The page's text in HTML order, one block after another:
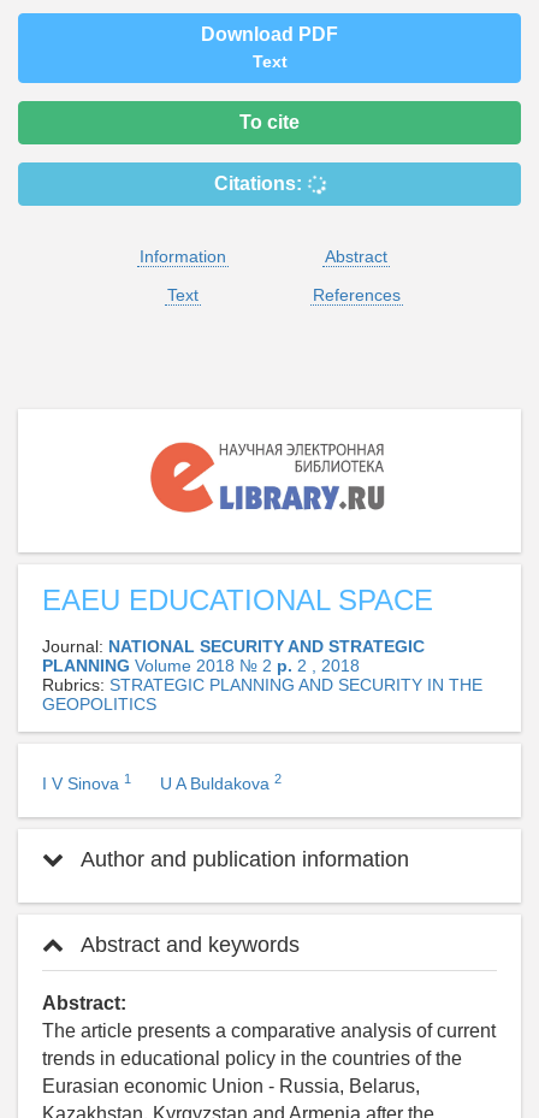
Download PDF
Text
To cite
Citations:
Information
Abstract
Text
References
EAEU EDUCATIONAL SPACE
Journal: NATIONAL SECURITY AND STRATEGIC
PLANNING Volume 2018 № 2 p. 2 , 2018
Rubrics: STRATEGIC PLANNING AND SECURITY IN THE
GEOPOLITICS
I V Sinova 1 U A Buldakova 2
Author and publication information
Abstract and keywords
Abstract:
The article presents a comparative analysis of current
trends in educational policy in the countries of the
Eurasian economic Union - Russia, Belarus,
Kazakhstan, Kyrgyzstan and Armenia after the